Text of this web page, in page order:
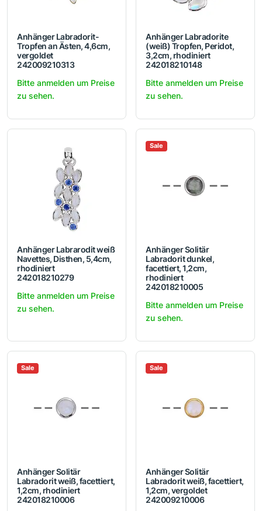
Anhänger Labradorit-
Tropfen an Ästen, 4,6cm,
vergoldet
242009210313
Bitte anmelden um Preise
zu sehen.
Anhänger Labradorite
(weiß) Tropfen, Peridot,
3,2cm, rhodiniert
242018210148
Bitte anmelden um Preise
zu sehen.
Anhänger Labrarodit weiß
Navettes, Disthen, 5,4cm,
rhodiniert
242018210279
Bitte anmelden um Preise
zu sehen.
Sale
Anhänger Solitär
Labradorit dunkel,
facettiert, 1,2cm,
rhodiniert
242018210005
Bitte anmelden um Preise
zu sehen.
Sale
Anhänger Solitär
Labradorit weiß, facettiert,
1,2cm, rhodiniert
242018210006
Sale
Anhänger Solitär
Labradorit weiß, facettiert,
1,2cm, vergoldet
242009210006